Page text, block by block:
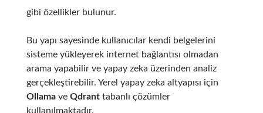
gibi özellikler bulunur.
Bu yapı sayesinde kullanıcılar kendi belgelerini
sisteme yükleyerek internet bağlantısı olmadan
arama yapabilir ve yapay zeka üzerinden analiz
gerçekleştirebilir. Yerel yapay zeka altyapısı için
Ollamave Qdranttabanlı çözümler
kullanılmaktadır.